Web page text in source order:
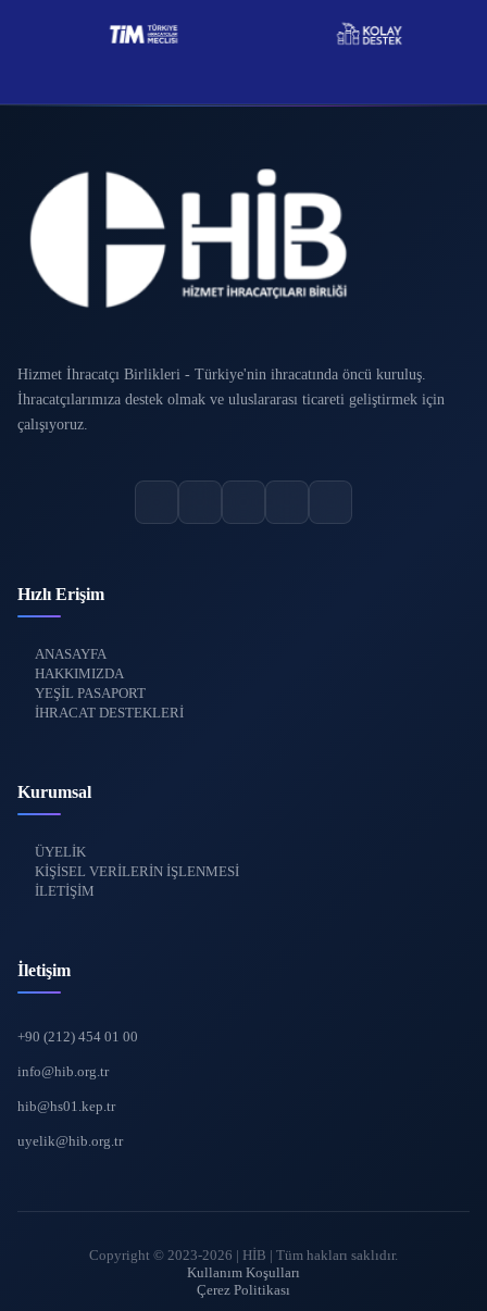
Hizmet İhracatçı Birlikleri - Türkiye'nin ihracatında öncü kuruluş.
İhracatçılarımıza destek olmak ve uluslararası ticareti geliştirmek için
çalışıyoruz.
Hızlı Erişim
ANASAYFA
HAKKIMIZDA
YEŞİL PASAPORT
İHRACAT DESTEKLERİ
Kurumsal
ÜYELİK
KİŞİSEL VERİLERİN İŞLENMESİ
İLETİŞİM
İletişim
+90 (212) 454 01 00
info@hib.org.tr
hib@hs01.kep.tr
uyelik@hib.org.tr
Copyright © 2023-2026 | HİB | Tüm hakları saklıdır.
Kullanım Koşulları
Çerez Politikası